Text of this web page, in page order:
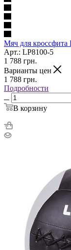
Мяч для
Арт.: LP8100-5
1 788 грн.
Варианты цен
1 788 грн.
Подробности
В корзину